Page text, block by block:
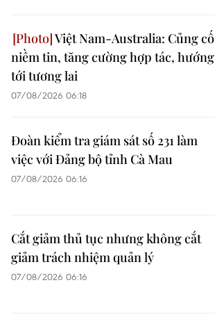
Việt Nam-Australia: Củng cố
niềm tin, tăng cường hợp tác, hướng
tới tương lai
07/08/2026 06:18
Đoàn kiểm tra giám sát số 231 làm
việc với Đảng bộ tỉnh Cà Mau
07/08/2026 06:16
Cắt giảm thủ tục nhưng không cắt
giảm trách nhiệm quản lý
07/08/2026 06:16